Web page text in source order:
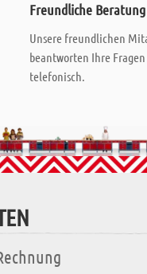
Freundliche Beratung
Unsere freundlichen
beantworten Ihre
telefonisch.